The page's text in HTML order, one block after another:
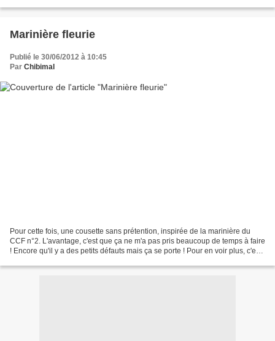
Marinière fleurie
Publié le 30/06/2012 à 10:45
Par Chibimal
Pour cette fois, une cousette sans prétention, inspirée de la marinière du
CCF n°2. L'avantage, c'est que ça ne m'a pas pris beaucoup de temps à faire
! Encore qu'il y a des petits défauts mais ça se porte ! Pour en voir plus, c'est